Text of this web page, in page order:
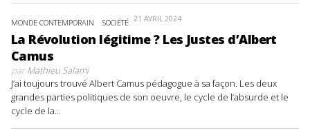
MONDE CONTEMPORAIN SOCIÉTÉ 21 AVRIL 2024
La Révolution légitime ? Les Justes d’Albert
Camus
parMathieu Salami
J’ai toujours trouvé Albert Camus pédagogue à sa façon. Les deux
grandes parties politiques de son oeuvre, le cycle de l’absurde et le
cycle de la...